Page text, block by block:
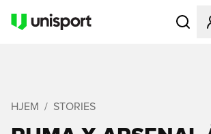
Åbner
HJEM STORIES